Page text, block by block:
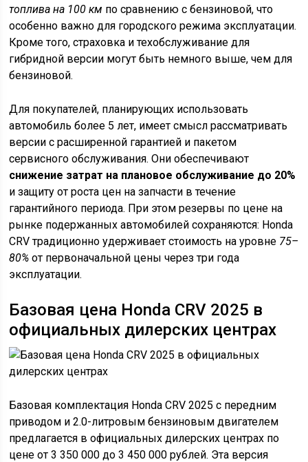
топлива на 100 км по сравнению с бензиновой, что
особенно важно для городского режима эксплуатации.
Кроме того, страховка и техобслуживание для
гибридной версии могут быть немного выше, чем для
бензиновой.
Для покупателей, планирующих использовать
автомобиль более 5 лет, имеет смысл рассматривать
версии с расширенной гарантией и пакетом
сервисного обслуживания. Они обеспечивают
снижение затрат на плановое обслуживание до 20%
и защиту от роста цен на запчасти в течение
гарантийного периода. При этом резервы по цене на
рынке подержанных автомобилей сохраняются: Honda
CRV традиционно удерживает стоимость на уровне 75–
80% от первоначальной цены через три года
эксплуатации.
Базовая цена Honda CRV 2025 в
официальных дилерских центрах
Базовая комплектация Honda CRV 2025 с передним
приводом и 2.0-литровым бензиновым двигателем
предлагается в официальных дилерских центрах по
цене от 3 350 000 до 3 450 000 рублей. Эта версия